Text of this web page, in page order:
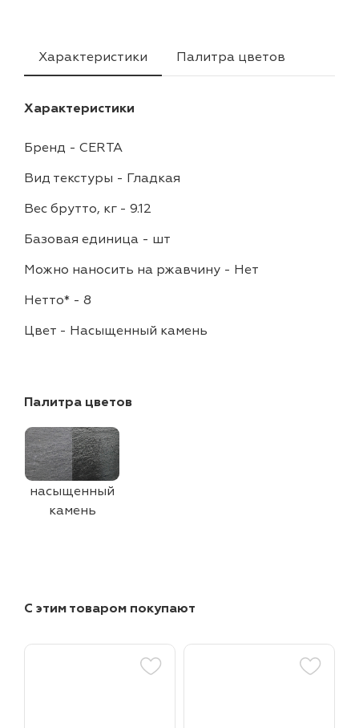
Характеристики Палитра цветов
Характеристики
Бренд - CERTA
Вид текстуры - Гладкая
Вес брутто, кг - 9.12
Базовая единица - шт
Можно наносить на ржавчину - Нет
Нетто* - 8
Цвет - Насыщенный камень
Палитра цветов
насыщенный
камень
С этим товаром покупают